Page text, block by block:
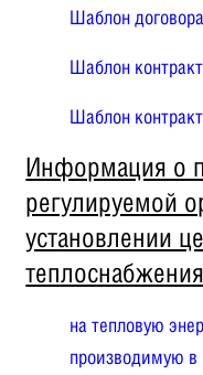
Шаблон
Шаблон
Шаблон
Информация о
регулируемой
установлении
на тепловую
производимую